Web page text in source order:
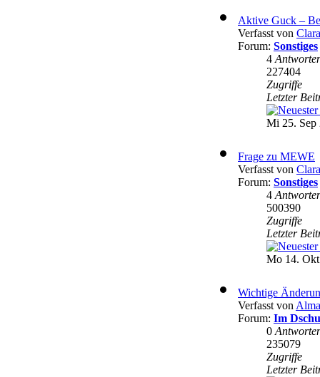
Aktive Guck –
Verfasst von Clara
Forum: Sonstiges
4
227404
Zugriffe
Letzter
Mi 25. Sep
Frage zu MEWE
Verfasst von Clara
Forum: Sonstiges
4
500390
Zugriffe
Letzter
Mo 14.
Wichtige
Verfasst von
Forum: Im
0
235079
Zugriffe
Letzter